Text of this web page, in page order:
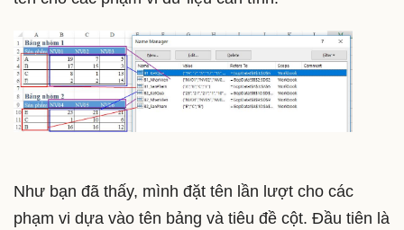
Như bạn đã thấy, mình đặt tên lần lượt cho các
phạm vi dựa vào tên bảng và tiêu đề cột. Đầu tiên là